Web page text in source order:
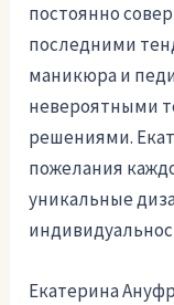
постоянно
последними
маникюра и
невероятными
решениями.
пожелания
уникальные
Екатерина